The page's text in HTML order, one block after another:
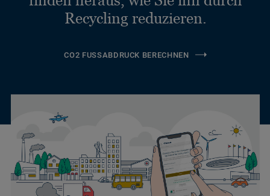
Recycling reduzieren.
CO2 FUSSABDRUCK BERECHNEN